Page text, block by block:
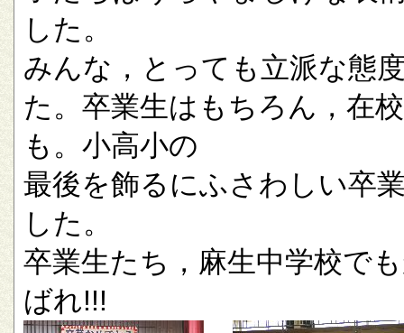
した。
みんな，とっても立派な態
た。卒業生はもちろん，在
も。小高小の
最後を飾るにふさわしい卒
した。
卒業生たち，麻生中学校で
ばれ!!!